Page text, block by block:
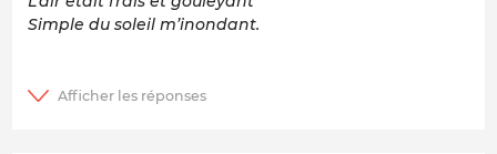
Simple du soleil m’inondant.